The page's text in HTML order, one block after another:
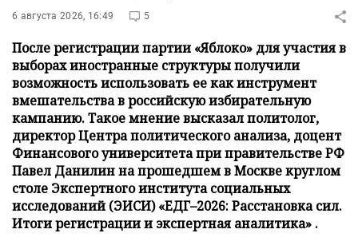
6 августа 2026, 16:49 5
После регистрации партии «Яблоко» для участия в
выборах иностранные структуры получили
возможность использовать ее как инструмент
вмешательства в российскую избирательную
кампанию. Такое мнение высказал политолог,
директор Центра политического анализа, доцент
Финансового университета при правительстве РФ
Павел Данилин на прошедшем в Москве круглом
столе Экспертного института социальных
исследований (ЭИСИ) «ЕДГ–2026: Расстановка сил.
Итоги регистрации и экспертная аналитика» .